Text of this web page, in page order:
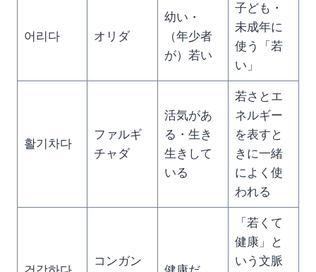
어리다 オリダ
幼い・
（年少者
が）若い
子ども・
未成年に
使う「若
い」
활기차다
ファルギ
チャダ
活気があ
る・生き
生きして
いる
若さとエ
ネルギー
を表すと
きに一緒
によく使
われる
コンガン
「若くて
健康」と
いう文脈